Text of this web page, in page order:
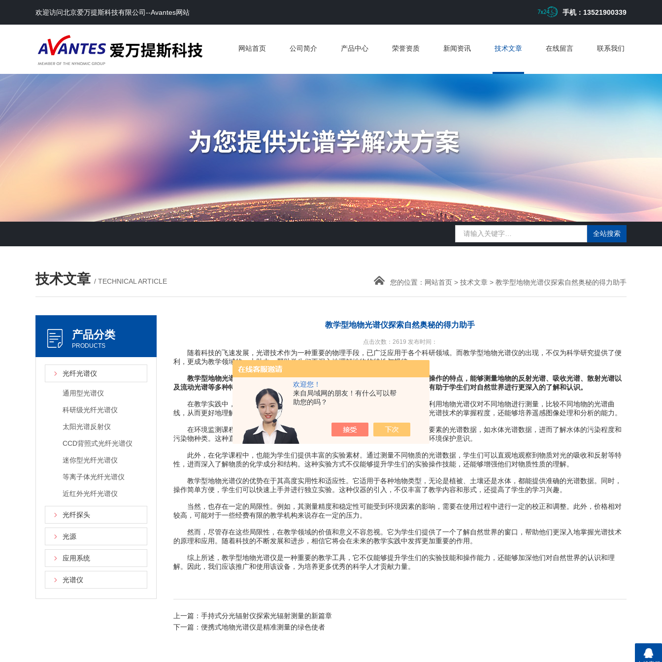
欢迎您！
来自局域网的朋友！有什么可以帮
助您的吗？
欢迎访问北京爱万提斯科技有限公司--Avantes网站 手机：13521900339
网站首页 公司简介 产品中心 荣誉资质 新闻资讯 技术文章 在线留言 联系我们
技术文章 / TECHNICAL ARTICLE 您的位置： 网站首页 > 技术文章 > 教学型地物光谱仪探索自然奥秘的得力助手
产品分类
PRODUCTS
光纤光谱仪
通用型光谱仪
科研级光纤光谱仪
太阳光谱反射仪
CCD背照式光纤光谱仪
迷你型光纤光谱仪
等离子体光纤光谱仪
近红外光纤光谱仪
光纤探头
光源
应用系统
光谱仪
教学型地物光谱仪探索自然奥秘的得力助手
点击次数：2619 发布时间：
随着科技的飞速发展，光谱技术作为一种重要的物理手段，已广泛应用于各个科研领域。而教学型地物光谱仪的出现，不仅为科学研究提供了便
利，更成为教学领域的一大助力，帮助学生们更深入地理解地物的特性与规律。
教学型地物光谱仪是一种专门用于测量地物特征的光谱仪器。它具备高精度、易操作的特点，能够测量地物的反射光谱、吸收光谱、散射光谱以
及流动光谱等多种特性。这些光谱数据能够反映出地物的成分、结构、性质等信息，有助于学生们对自然世界进行更深入的了解和认识。
在教学实践中，该设备的应用广泛而深入。在地理信息科学课程中，学生们可以利用地物光谱仪对不同地物进行测量，比较不同地物的光谱曲
线，从而更好地理解地物的空间分布和特征。通过实际操作，学生们不仅能够提升对光谱技术的掌握程度，还能够培养遥感图像处理和分析的能力。
在环境监测课程中，同样发挥着重要作用。学生们可以利用该仪器测量不同环境要素的光谱数据，如水体光谱数据，进而了解水体的污染程度和
污染物种类。这种直观的测量方式让学生们更容易理解环境监测的原理和方法，增强环境保护意识。
此外，在化学课程中，也能为学生们提供丰富的实验素材。通过测量不同物质的光谱数据，学生们可以直观地观察到物质对光的吸收和反射等特
性，进而深入了解物质的化学成分和结构。这种实验方式不仅能够提升学生们的实验操作技能，还能够增强他们对物质性质的理解。
教学型地物光谱仪的优势在于其高度实用性和适应性。它适用于各种地物类型，无论是植被、土壤还是水体，都能提供准确的光谱数据。同时，
操作简单方便，学生们可以快速上手并进行独立实验。这种仪器的引入，不仅丰富了教学内容和形式，还提高了学生的学习兴趣。
当然，也存在一定的局限性。例如，其测量精度和稳定性可能受到环境因素的影响，需要在使用过程中进行一定的校正和调整。此外，价格相对
较高，可能对于一些经费有限的教学机构来说存在一定的压力。
然而，尽管存在这些局限性，在教学领域的价值和意义不容忽视。它为学生们提供了一个了解自然世界的窗口，帮助他们更深入地掌握光谱技术
的原理和应用。随着科技的不断发展和进步，相信它将会在未来的教学实践中发挥更加重要的作用。
综上所述，教学型地物光谱仪是一种重要的教学工具，它不仅能够提升学生们的实验技能和操作能力，还能够加深他们对自然世界的认识和理
解。因此，我们应该推广和使用该设备，为培养更多优秀的科学人才贡献力量。
上一篇： 手持式分光辐射仪探索光辐射测量的新篇章
下一篇： 便携式地物光谱仪是精准测量的绿色使者